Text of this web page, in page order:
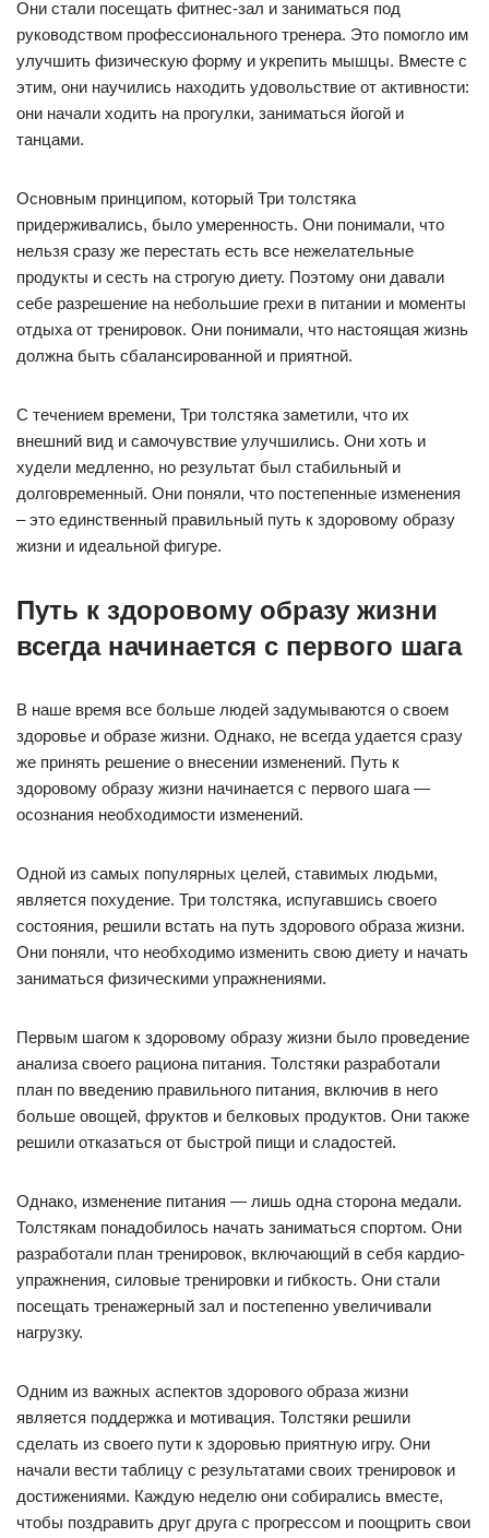
Они стали посещать фитнес-зал и заниматься под
руководством профессионального тренера. Это помогло им
улучшить физическую форму и укрепить мышцы. Вместе с
этим, они научились находить удовольствие от активности:
они начали ходить на прогулки, заниматься йогой и
танцами.
Основным принципом, который Три толстяка
придерживались, было умеренность. Они понимали, что
нельзя сразу же перестать есть все нежелательные
продукты и сесть на строгую диету. Поэтому они давали
себе разрешение на небольшие грехи в питании и моменты
отдыха от тренировок. Они понимали, что настоящая жизнь
должна быть сбалансированной и приятной.
С течением времени, Три толстяка заметили, что их
внешний вид и самочувствие улучшились. Они хоть и
худели медленно, но результат был стабильный и
долговременный. Они поняли, что постепенные изменения
– это единственный правильный путь к здоровому образу
жизни и идеальной фигуре.
Путь к здоровому образу жизни
всегда начинается с первого шага
В наше время все больше людей задумываются о своем
здоровье и образе жизни. Однако, не всегда удается сразу
же принять решение о внесении изменений. Путь к
здоровому образу жизни начинается с первого шага —
осознания необходимости изменений.
Одной из самых популярных целей, ставимых людьми,
является похудение. Три толстяка, испугавшись своего
состояния, решили встать на путь здорового образа жизни.
Они поняли, что необходимо изменить свою диету и начать
заниматься физическими упражнениями.
Первым шагом к здоровому образу жизни было проведение
анализа своего рациона питания. Толстяки разработали
план по введению правильного питания, включив в него
больше овощей, фруктов и белковых продуктов. Они также
решили отказаться от быстрой пищи и сладостей.
Однако, изменение питания — лишь одна сторона медали.
Толстякам понадобилось начать заниматься спортом. Они
разработали план тренировок, включающий в себя кардио-
упражнения, силовые тренировки и гибкость. Они стали
посещать тренажерный зал и постепенно увеличивали
нагрузку.
Одним из важных аспектов здорового образа жизни
является поддержка и мотивация. Толстяки решили
сделать из своего пути к здоровью приятную игру. Они
начали вести таблицу с результатами своих тренировок и
достижениями. Каждую неделю они собирались вместе,
чтобы поздравить друг друга с прогрессом и поощрить свои